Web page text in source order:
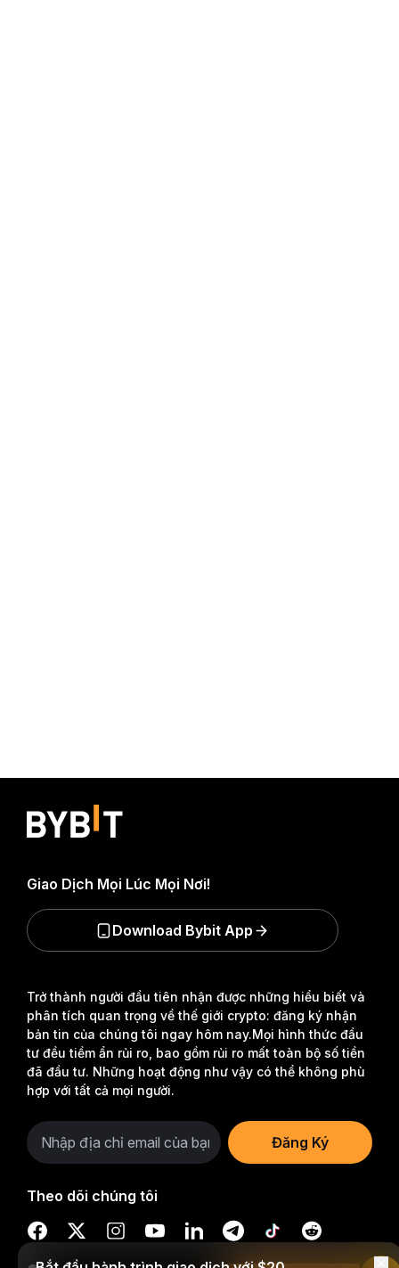
Trở thành người đầu tiên nhận được những hiểu biết và
phân tích quan trọng về thế giới crypto: đăng ký nhận
bản tin của chúng tôi ngay hôm nay.Mọi hình thức đầu
tư đều tiềm ẩn rủi ro, bao gồm rủi ro mất toàn bộ số tiền
đã đầu tư. Những hoạt động như vậy có thể không phù
hợp với tất cả mọi người.
Đăng Ký
Theo dõi chúng tôi
Giao Dịch Mọi Lúc Mọi Nơi!
Download Bybit App